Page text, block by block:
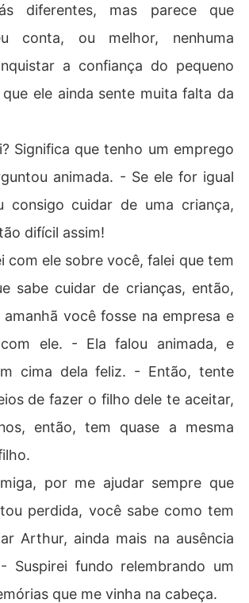
diferentes, mas parece que
conta, ou melhor, nenhuma
a confiança do pequeno
ele ainda sente muita falta da
Significa que tenho um emprego
animada. - Se ele for igual
consigo cuidar de uma criança,
difícil assim!
com ele sobre você, falei que tem
sabe cuidar de crianças, então,
amanhã você fosse na empresa e
com ele. - Ela falou animada, e
cima dela feliz. - Então, tente
de fazer o filho dele te aceitar,
então, tem quase a mesma
por me ajudar sempre que
perdida, você sabe como tem
Arthur, ainda mais na ausência
Suspirei fundo relembrando um
que me vinha na cabeça.